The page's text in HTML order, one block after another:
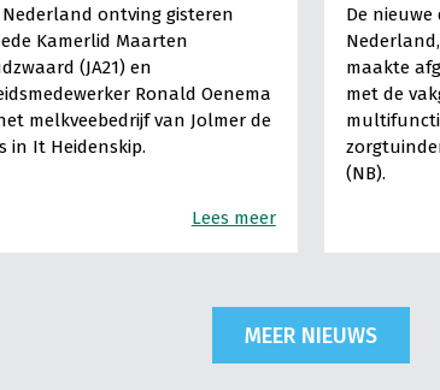
Nederland ontving gisteren
Kamerlid Maarten
(JA21) en
Ronald Oenema
melkveebedrijf van Jolmer de
in It Heidenskip.
Lees meer
De nieuwe
maakte
met de
(NB).
MEER NIEUWS